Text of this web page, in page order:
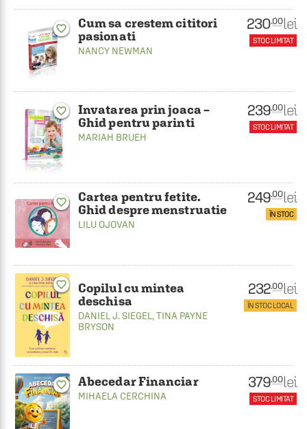
favorite_border
Cum sa crestem cititori
pasionati
NANCY NEWMAN
230.00 lei
STOC LIMITAT
favorite_border
Invatarea prin joaca –
Ghid pentru parinti
MARIAH BRUEH
239.00 lei
STOC LIMITAT
favorite_border
Cartea pentru fetite.
Ghid despre menstruatie
LILU OJOVAN
249.00 lei
ÎN STOC
favorite_border
Copilul cu mintea
deschisa
DANIEL J. SIEGEL ,TINA PAYNE
BRYSON
232.00 lei
ÎN STOC LOCAL
favorite_border Abecedar Financiar
MIHAELA CERCHINA
379.00 lei
STOC LIMITAT